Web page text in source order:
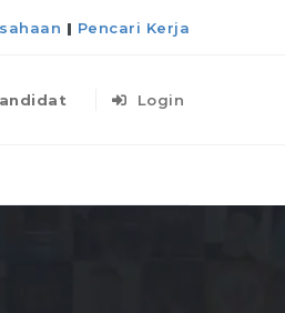
| Pencari Kerja
Login